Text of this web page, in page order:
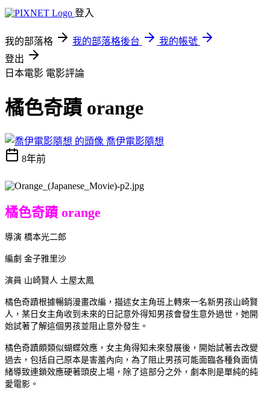
登入
我的部落格 我的部落格後台
我的帳號
登出
日本電影 電影評論
橘色奇蹟 orange
喬伊電影隨想
8年前
橘色奇蹟 orange
導演 橋本光二郎
編劇 金子雅里沙
演員 山崎賢人 土屋太鳳
橘色奇蹟根據暢銷漫畫改編，描述女主角班上轉來一名新男孩山崎賢
人，某日女主角收到未來的日記意外得知男孩會發生意外過世，她開
始試著了解這個男孩並阻止意外發生。
橘色奇蹟頗類似蝴蝶效應，女主角得知未來發展後，開始試著去改變
過去，包括自己原本是害羞內向，為了阻止男孩可能面臨各種負面情
緒導致連鎖效應硬著頭皮上場，除了這部分之外，劇本則是單純的純
愛電影。